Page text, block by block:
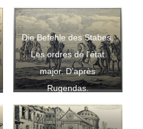
Van der Meulen.
Die Befehle des Stabes.
Les ordres de l’état
major. D’après
Rugendas.